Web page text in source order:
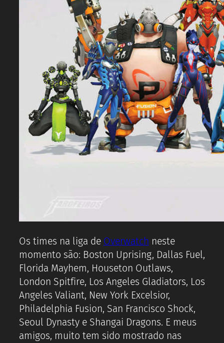
Os times na liga de Overwatch neste
momento são: Boston Uprising, Dallas Fuel,
Florida Mayhem, Houseton Outlaws,
London Spitfire, Los Angeles Gladiators, Los
Angeles Valiant, New York Excelsior,
Philadelphia Fusion, San Francisco Shock,
Seoul Dynasty e Shangai Dragons. E meus
amigos, muito tem sido mostrado nas